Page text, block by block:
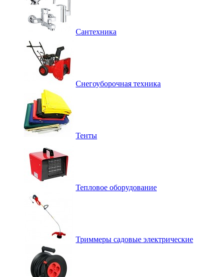
Сантехника
Снегоуборочная техника
Тенты
Тепловое оборудование
Триммеры садовые электрические